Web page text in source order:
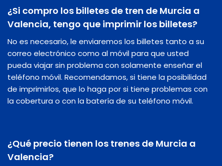
¿Si compro los billetes de tren de Murcia a
Valencia, tengo que imprimir los billetes?
No es necesario, le enviaremos los billetes tanto a su
correo electrónico como al móvil para que usted
pueda viajar sin problema con solamente enseñar el
teléfono móvil. Recomendamos, si tiene la posibilidad
de imprimirlos, que lo haga por si tiene problemas con
la cobertura o con la batería de su teléfono móvil.
¿Qué precio tienen los trenes de Murcia a
Valencia?